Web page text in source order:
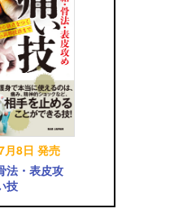
月8日 発売
法・表皮攻
技